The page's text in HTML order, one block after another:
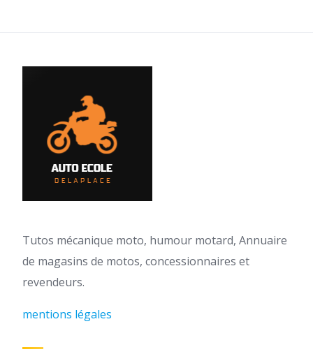
Tutos mécanique moto, humour motard, Annuaire
de magasins de motos, concessionnaires et
revendeurs.
mentions légales